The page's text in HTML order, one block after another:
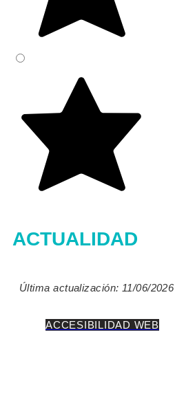
ACTUALIDAD
Última actualización: 11/06/2026
ACCESIBILIDAD WEB